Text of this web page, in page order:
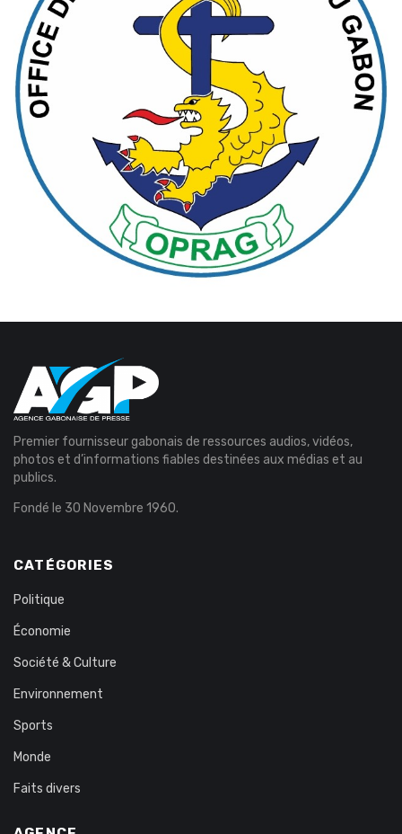
Premier fournisseur gabonais de ressources audios, vidéos,
photos et d’informations fiables destinées aux médias et au
publics.
Fondé le 30 Novembre 1960.
CATÉGORIES
Politique
Économie
Société & Culture
Environnement
Sports
Monde
Faits divers